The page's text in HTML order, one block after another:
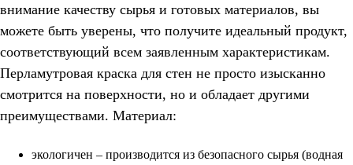
внимание качеству сырья и готовых материалов, вы
можете быть уверены, что получите идеальный продукт,
соответствующий всем заявленным характеристикам.
Перламутровая краска для стен не просто изысканно
смотрится на поверхности, но и обладает другими
преимуществами. Материал:
экологичен – производится из безопасного сырья (водная